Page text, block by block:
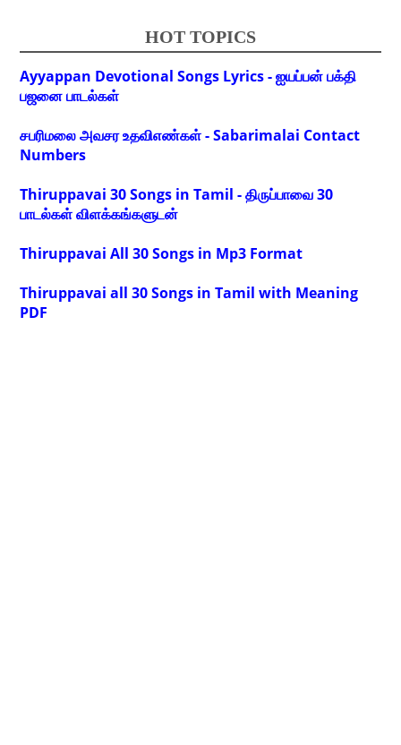
HOT TOPICS
Ayyappan Devotional Songs Lyrics - ஐயப்பன் பக்தி
பஜனை பாடல்கள்
சபரிமலை அவசர உதவிஎண்கள் - Sabarimalai Contact
Numbers
Thiruppavai 30 Songs in Tamil - திருப்பாவை 30
பாடல்கள் விளக்கங்களுடன்
Thiruppavai All 30 Songs in Mp3 Format
Thiruppavai all 30 Songs in Tamil with Meaning
PDF